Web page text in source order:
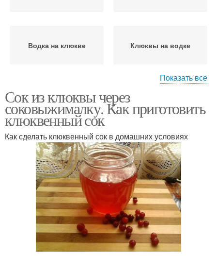
Водка на клюкве Клюквы на водке
Клюквы для здоровья
Клюквы на спирту Классическая клюква
Клюква на спирту Наливка из клюквы
Показать все
Сок из клюквы через
соковыжималку. Как приготовить
клюквенный сок
Как сделать клюквенный сок в домашних условиях